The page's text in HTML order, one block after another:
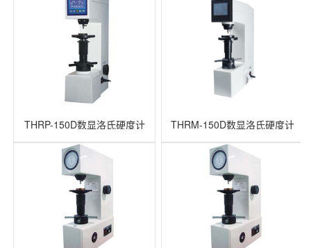
THRP-150D数显洛氏硬度计 THRM-150D数显洛氏硬度计